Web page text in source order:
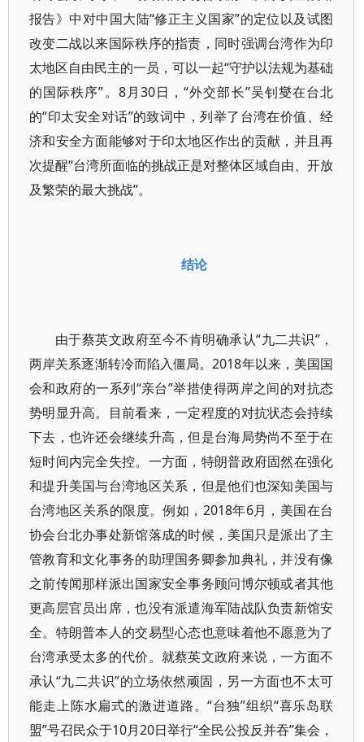
报告》中对中国大陆“修正主义国家”的定位以及试图
改变二战以来国际秩序的指责，同时强调台湾作为印
太地区自由民主的一员，可以一起“守护以法规为基础
的国际秩序”。8月30日，“外交部长”吴钊燮在台北
的“印太安全对话”的致词中，列举了台湾在价值、经
济和安全方面能够对于印太地区作出的贡献，并且再
次提醒“台湾所面临的挑战正是对整体区域自由、开放
及繁荣的最大挑战”。
结论
由于蔡英文政府至今不肯明确承认“九二共识”，
两岸关系逐渐转冷而陷入僵局。2018年以来，美国国
会和政府的一系列“亲台”举措使得两岸之间的对抗态
势明显升高。目前看来，一定程度的对抗状态会持续
下去，也许还会继续升高，但是台海局势尚不至于在
短时间内完全失控。一方面，特朗普政府固然在强化
和提升美国与台湾地区关系，但是他们也深知美国与
台湾地区关系的限度。例如，2018年6月，美国在台
协会台北办事处新馆落成的时候，美国只是派出了主
管教育和文化事务的助理国务卿参加典礼，并没有像
之前传闻那样派出国家安全事务顾问博尔顿或者其他
更高层官员出席，也没有派遣海军陆战队负责新馆安
全。特朗普本人的交易型心态也意味着他不愿意为了
台湾承受太多的代价。就蔡英文政府来说，一方面不
承认“九二共识”的立场依然顽固，另一方面也不太可
能走上陈水扁式的激进道路。“台独”组织“喜乐岛联
盟”号召民众于10月20日举行“全民公投反并吞”集会，